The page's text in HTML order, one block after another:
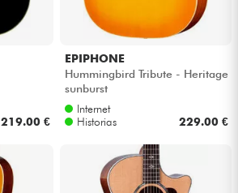
219.00 €
EPIPHONE
Hummingbird Tribute - Heritage
sunburst
Internet
Historias
229.00 €